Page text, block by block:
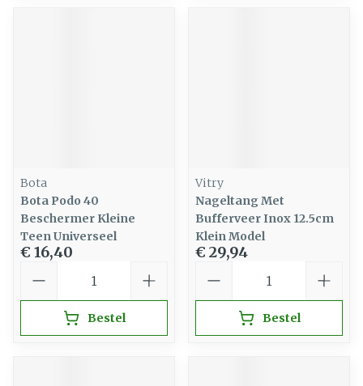
Bota
Bota Podo 40
Beschermer Kleine
Teen Universeel
€ 16,40
Bestel
Vitry
Nageltang Met
Bufferveer Inox 12.5cm
Klein Model
€ 29,94
Bestel